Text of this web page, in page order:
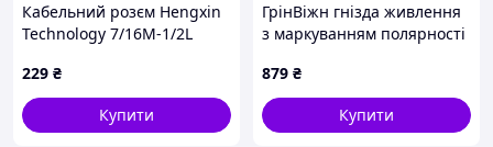
Кабельний розєм Hengxin
Technology 7/16M-1/2L
229 ₴
Купити
ГрінВіжн гнізда живлення
з маркуванням полярності
879 ₴
Купити